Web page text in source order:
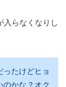
入らなくなりし
ったけどヒョ
のかな？オク